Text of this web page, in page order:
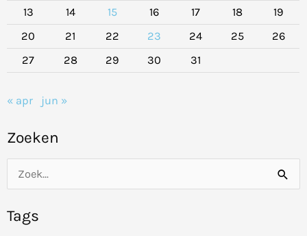
13
14 15 16 17 18
19
20
21 22 23 24 25
26
27
28 29 30 31
« apr jun »
Zoeken
e
Tags